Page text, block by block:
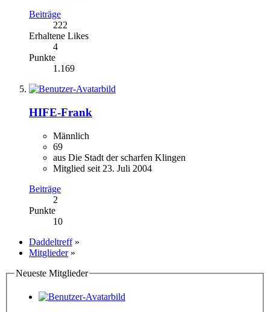
Beiträge
222
Erhaltene Likes
4
Punkte
1.169
HIFE-Frank
Männlich
69
aus Die Stadt der scharfen Klingen
Mitglied seit 23. Juli 2004
Beiträge
2
Punkte
10
Daddeltreff »
Mitglieder »
Neueste Mitglieder